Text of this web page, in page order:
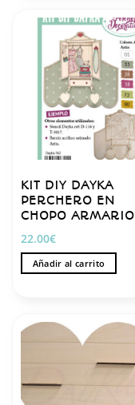
KIT DIY DAYKA
PERCHERO EN
CHOPO ARMARIO
22.00€
Añadir al carrito